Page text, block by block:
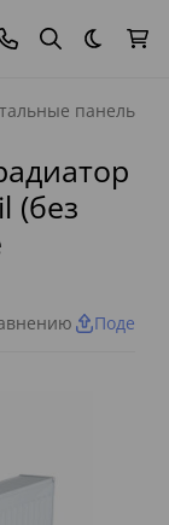
Темная
(без